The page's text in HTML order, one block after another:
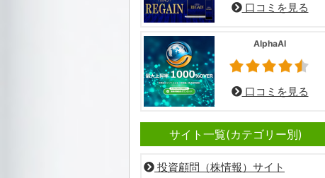
口コミを見る
AlphaAI
口コミを見る
サイト一覧(カテゴリー別)
投資顧問（株情報）サイト